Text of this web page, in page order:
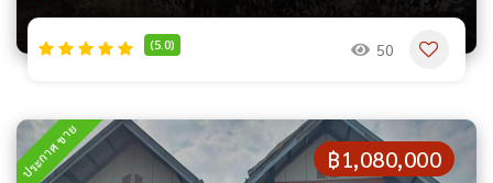
(5.0) 50
฿1,080,000
ประกาศ ขาย